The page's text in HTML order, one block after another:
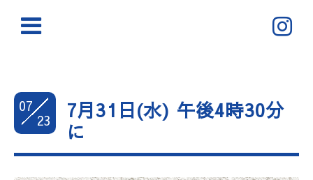
07
23
7月31日(水) 午後4時30分
に